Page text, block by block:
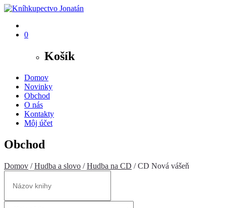
0
Košík
Domov
Novinky
Obchod
O nás
Kontakty
Môj účet
Obchod
Domov /Hudba a slovo /Hudba na CD / CD Nová vášeň